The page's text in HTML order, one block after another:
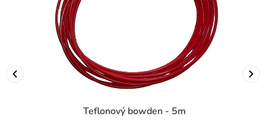
Teflonový bowden - 5m